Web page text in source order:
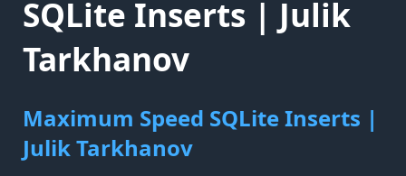
SQLite Inserts | Julik
Tarkhanov
Maximum Speed SQLite Inserts |
Julik Tarkhanov